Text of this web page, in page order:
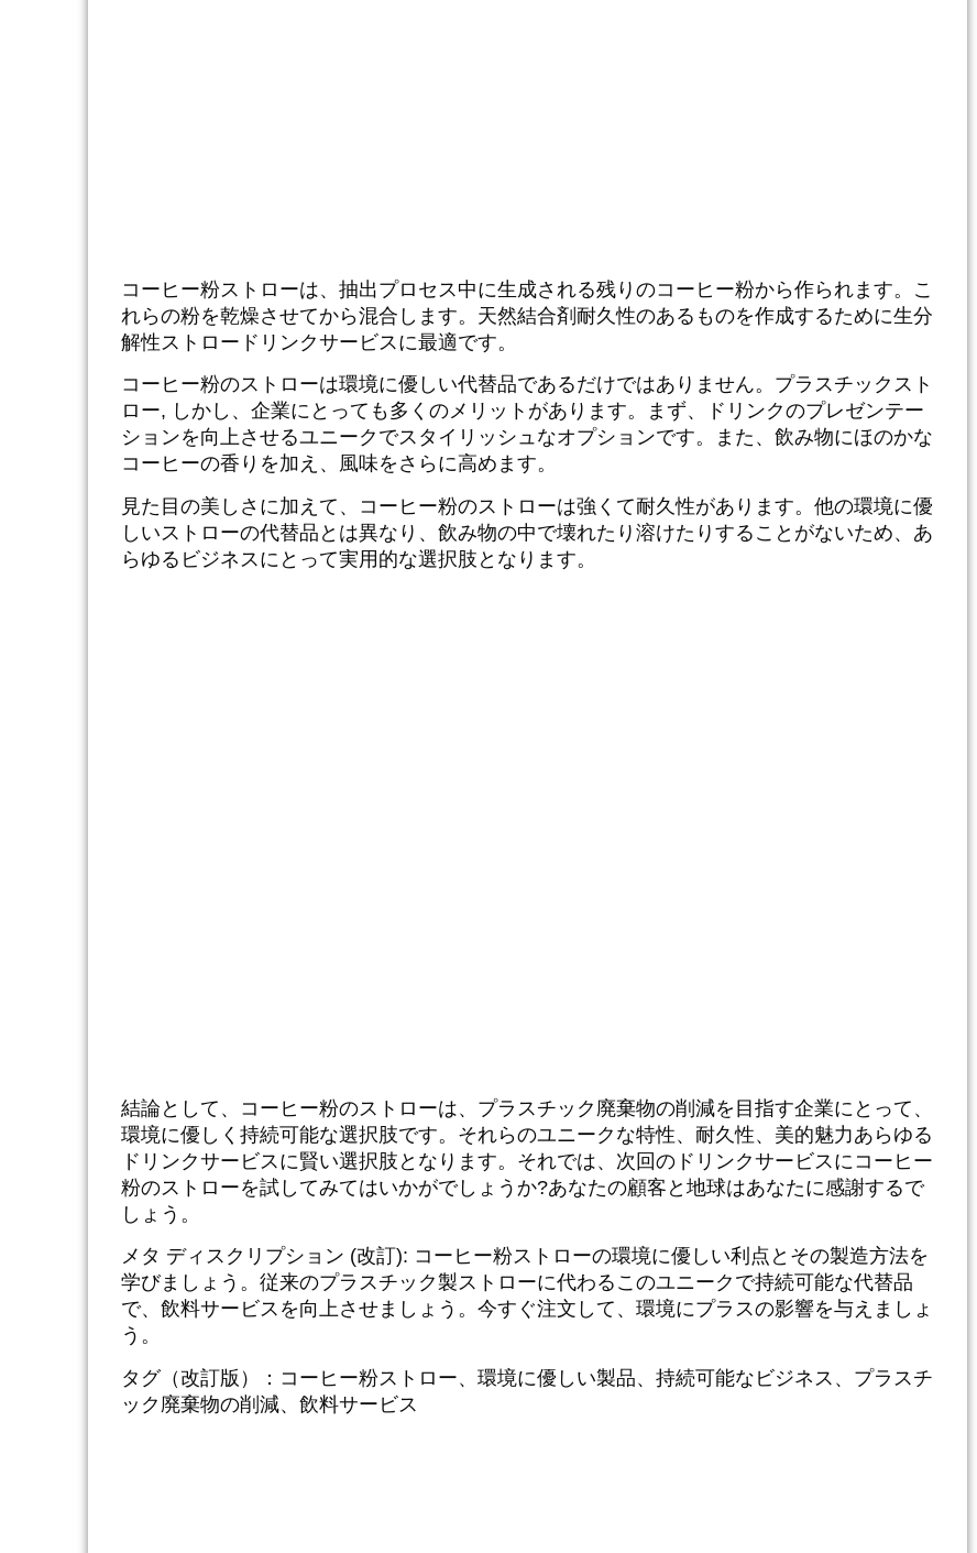
コーヒー粉ストローは、抽出プロセス中に生成される残りのコーヒー粉から作られます。こ
れらの粉を乾燥させてから混合します。 天然結合剤 耐久性のあるものを作成するために生分
解性ストロー ドリンクサービスに最適です。
コーヒー粉のストローは環境に優しい代替品であるだけではありません。 プラスチックスト
ロー, しかし、企業にとっても多くのメリットがあります。まず、ドリンクのプレゼンテー
ションを向上させるユニークでスタイリッシュなオプションです。また、飲み物にほのかな
コーヒーの香りを加え、風味をさらに高めます。
見た目の美しさに加えて、コーヒー粉のストローは強くて耐久性があります。他の環境に優
しいストローの代替品とは異なり、飲み物の中で壊れたり溶けたりすることがないため、あ
らゆるビジネスにとって実用的な選択肢となります。
結論として、コーヒー粉のストローは、プラスチック廃棄物の削減を目指す企業にとって、
環境に優しく持続可能な選択肢です。それらのユニークな特性、耐久性、 美的魅力あらゆる
ドリンクサービスに賢い選択肢となります。それでは、次回のドリンクサービスにコーヒー
粉のストローを試してみてはいかがでしょうか?あなたの顧客と地球はあなたに感謝するで
しょう。
メタ ディスクリプション (改訂): コーヒー粉ストローの環境に優しい利点とその製造方法を
学びましょう。従来のプラスチック製ストローに代わるこのユニークで持続可能な代替品
で、飲料サービスを向上させましょう。今すぐ注文して、環境にプラスの影響を与えましょ
う。
タグ（改訂版）：コーヒー粉ストロー、環境に優しい製品、持続可能なビジネス、プラスチ
ック廃棄物の削減、飲料サービス